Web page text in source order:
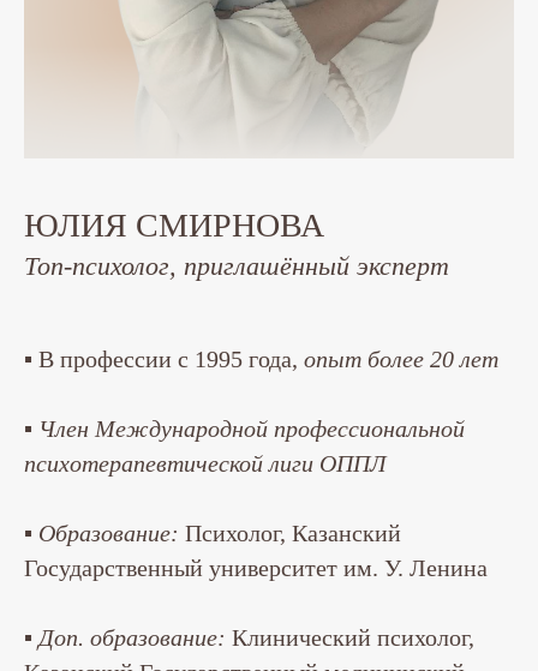
ЮЛИЯ СМИРНОВА
Топ-психолог, приглашённый эксперт
▪ В профессии с 1995 года, опыт более 20 лет
▪ Член Международной профессиональной
психотерапевтической лиги ОППЛ
▪ Образование: Психолог, Казанский
Государственный университет им. У. Ленина
▪ Доп. образование: Клинический психолог,